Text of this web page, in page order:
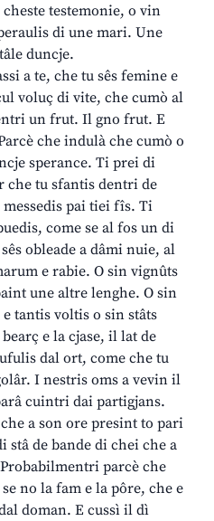
testemonie, o vin
di une mari. Une
duncje.
a te, che tu sês femine e
voluç di vite, che cumò al
un frut. Il gno frut. E
che indulà che cumò o
sperance. Ti prei di
che tu sfantis dentri de
pai tiei fîs. Ti
come se al fos un di
obleade a dâmi nuie, al
e rabie. O sin vignûts
une altre lenghe. O sin
tantis voltis o sin stâts
e la cjase, il lat de
dal ort, come che tu
I nestris oms a vevin il
cuintri dai partigjans.
a son ore presint to pari
stâ de bande di chei che a
parcè che
no la fam e la pôre, che e
doman. E cussì il dì